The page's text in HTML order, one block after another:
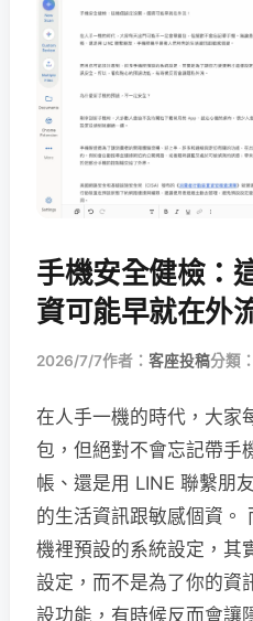
手機安全健檢：
資可能早就在外
2026/7/7作者： 客座投稿分類：
在人手一機的時代，大家
包，但絕對不會忘記帶手
帳、還是用 LINE 聯繫朋
的生活資訊跟敏感個資。
機裡預設的系統設定，其
設定，而不是為了你的資
設功能，有時候反而會讓